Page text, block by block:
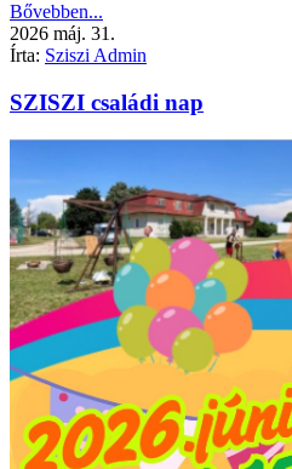
Bővebben...
2026 máj. 31.
Írta: Sziszi Admin
SZISZI családi nap